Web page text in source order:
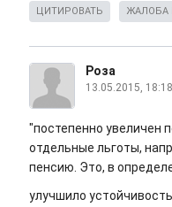
ЦИТИРОВАТЬ ЖАЛОБА
Роза
13.05.2015, 18:18
"постепенно увеличен
отдельные льготы,
пенсию. Это, в
улучшило